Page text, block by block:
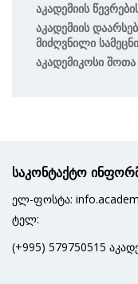
Აკადემიის
Აკადემიის
Მიძღვნილი
Აკადემიკოსი
საკონტაქტო
ელ-ფოსტა:
ტელ:
(+995) 579750515